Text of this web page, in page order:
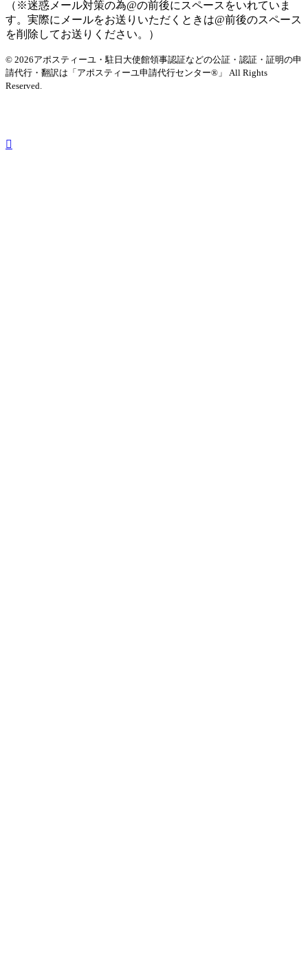
（※迷惑メール対策の為@の前後にスペースをいれていま
す。実際にメールをお送りいただくときは@前後のスペース
を削除してお送りください。）
© 2026アポスティーユ・駐日大使館領事認証などの公証・認証・証明の申
請代行・翻訳は「アポスティーユ申請代行センター®」 All Rights
Reserved.